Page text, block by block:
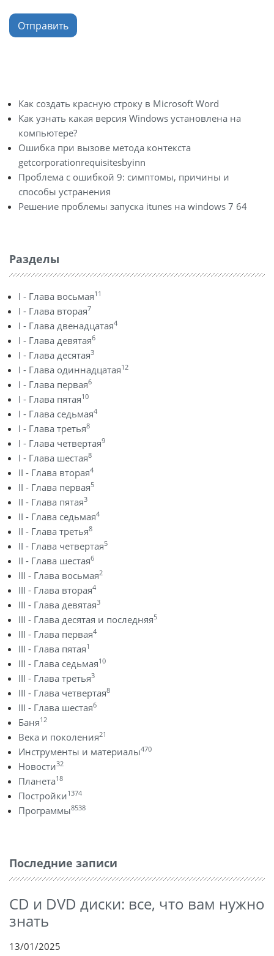
Отправить
Как создать красную строку в Microsoft Word
Как узнать какая версия Windows установлена на
компьютере?
Ошибка при вызове метода контекста
getcorporationrequisitesbyinn
Проблема с ошибкой 9: симптомы, причины и
способы устранения
Решение проблемы запуска itunes на windows 7 64
Разделы
I - Глава восьмая11
I - Глава вторая7
I - Глава двенадцатая4
I - Глава девятая6
I - Глава десятая3
I - Глава одиннадцатая12
I - Глава первая6
I - Глава пятая10
I - Глава седьмая4
I - Глава третья8
I - Глава четвертая9
I - Глава шестая8
II - Глава вторая4
II - Глава первая5
II - Глава пятая3
II - Глава седьмая4
II - Глава третья8
II - Глава четвертая5
II - Глава шестая6
III - Глава восьмая2
III - Глава вторая4
III - Глава девятая3
III - Глава десятая и последняя5
III - Глава первая4
III - Глава пятая1
III - Глава седьмая10
III - Глава третья3
III - Глава четвертая8
III - Глава шестая6
Баня12
Века и поколения21
Инструменты и материалы470
Новости32
Планета18
Постройки1374
Программы8538
Последние записи
CD и DVD диски: все, что вам нужно
знать
13/01/2025